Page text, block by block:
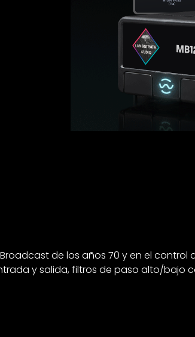
de los años 70 y en el
y salida, filtros de paso alto/bajo